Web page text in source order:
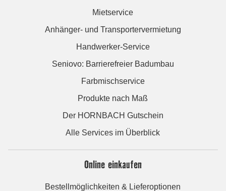
Mietservice
Anhänger- und Transportervermietung
Handwerker-Service
Seniovo: Barrierefreier Badumbau
Farbmischservice
Produkte nach Maß
Der HORNBACH Gutschein
Alle Services im Überblick
Online einkaufen
Bestellmöglichkeiten & Lieferoptionen